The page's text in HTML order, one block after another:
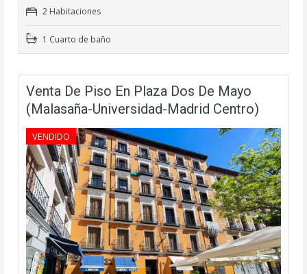
2 Habitaciones
1 Cuarto de baño
Venta De Piso En Plaza Dos De Mayo
(Malasaña-Universidad-Madrid Centro)
VENDIDO